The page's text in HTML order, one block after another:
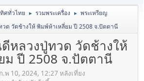
ศทั่วไทย ► รวมพระเครื่อง ► พระเหรียญ
วด วัดช้างให้ พิมพ์ห้าเหลี่ยม ปี 2508 จ.ปัตตานี
ดีหลวงปู่ทวด วัดช้างให้
ม ปี 2508 จ.ปัตตานี
.พ 10, 2024, 12:27 หลังเที่ยง